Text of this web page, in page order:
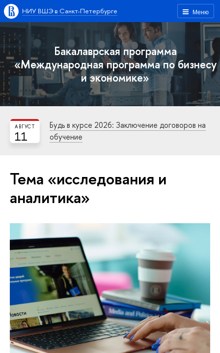
Меню
НИУ ВШЭ в Санкт-Петербурге
Бакалаврская программа
«Международная программа по бизнесу
и экономике»
11
АВГУСТ
Будь в курсе 2026: Заключение договоров на
обучение
Тема «исследования и
аналитика»